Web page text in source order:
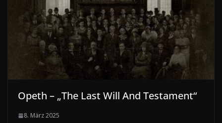
Opeth – „The Last Will And Testament“
8. März 2025